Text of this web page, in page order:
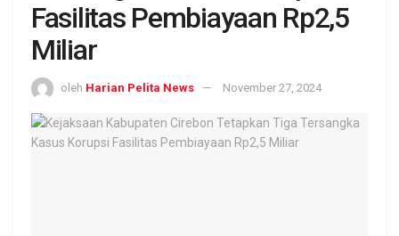
Fasilitas Pembiayaan Rp2,5
Miliar
oleh Harian Pelita News November 27, 2024